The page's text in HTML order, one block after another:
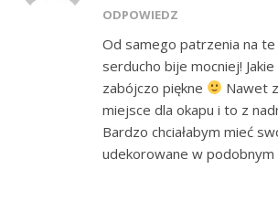
ODPOWIEDZ
Od samego patrzenia na
serducho bije mocniej!
zabójczo piękne
Nawet
miejsce dla okapu i to z
Bardzo chciałabym mieć
udekorowane w podobnym